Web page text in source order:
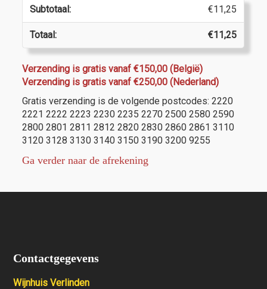
€11,25
€11,25
Verzending is gratis vanaf €150,00 (België)
Verzending is gratis vanaf €250,00 (Nederland)
Gratis verzending is de volgende postcodes: 2220
2221 2222 2223 2230 2235 2270 2500 2580 2590
2800 2801 2811 2812 2820 2830 2860 2861 3110
3120 3128 3130 3140 3150 3190 3200 9255
Ga verder naar de afrekening
Contactgegevens
Wijnhuis Verlinden